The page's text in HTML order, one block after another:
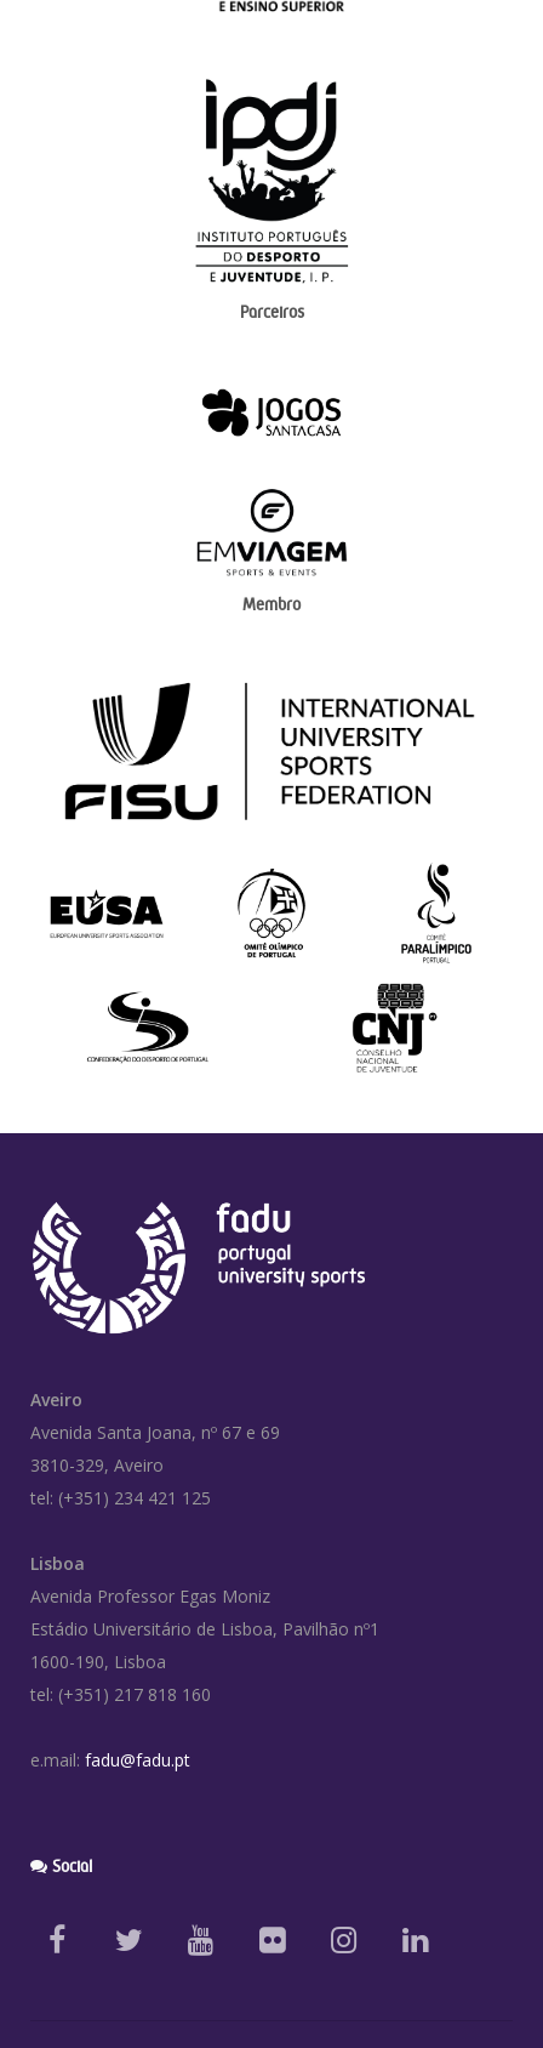
Parceiros
Membro
Aveiro
Avenida Santa Joana, nº 67 e 69
3810-329, Aveiro
tel: (+351) 234 421 125
Lisboa
Avenida Professor Egas Moniz
Estádio Universitário de Lisboa, Pavilhão nº1
1600-190, Lisboa
tel: (+351) 217 818 160
e.mail: fadu@fadu.pt
Social